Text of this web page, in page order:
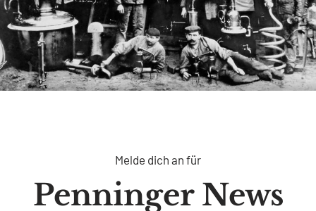
Melde dich an für
Penninger News